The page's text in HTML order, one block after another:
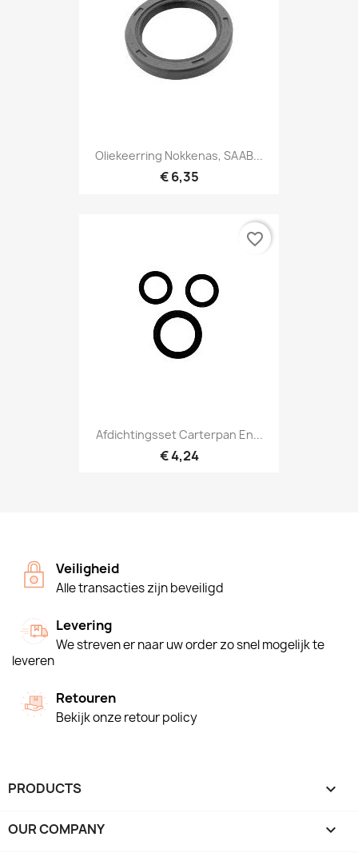
Oliekeerring Nokkenas, SAAB...
€ 6,35
Afdichtingsset Carterpan En...
€ 4,24
favorite_border
Veiligheid
Alle transacties zijn beveiligd
Levering
We streven er naar uw order zo snel mogelijk te
leveren
Retouren
Bekijk onze retour policy
PRODUCTS 
OUR COMPANY 